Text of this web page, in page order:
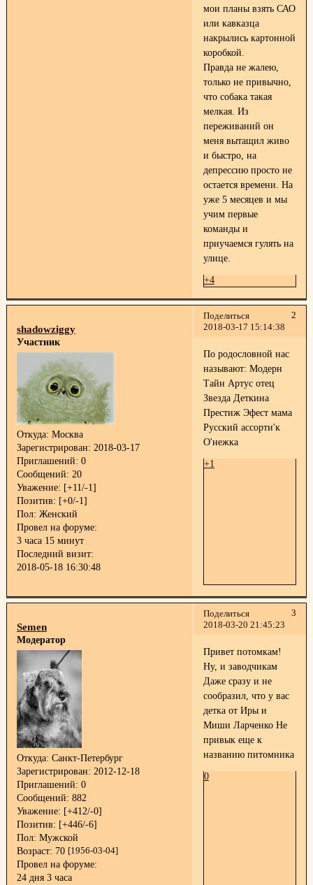
мои планы взять САО
или кавказца
накрылись картонной
коробкой.
Правда не жалею,
только не привычно,
что собака такая
мелкая. Из
переживаний он
меня вытащил живо
и быстро, на
депрессию просто не
остается времени. На
уже 5 месяцев и мы
учим первые
команды и
приучаемся гулять на
улице.
+4
Поделиться
2
2018-03-17 15:14:38
shadowziggy
Участник
Откуда: Москва
Зарегистрирован: 2018-03-17
Приглашений: 0
Сообщений: 20
Уважение: [+11/-1]
Позитив: [+0/-1]
Пол: Женский
Провел на форуме:
3 часа 15 минут
Последний визит:
2018-05-18 16:30:48
По родословной нас
называют: Модерн
Тайн Артус отец
Звезда Деткина
Престиж Эфест мама
Русский ассорти'к
О'нежка
+1
Поделиться
3
2018-03-20 21:45:23
Semen
Модератор
Откуда: Санкт-Петербург
Зарегистрирован: 2012-12-18
Приглашений: 0
Сообщений: 882
Уважение: [+412/-0]
Позитив: [+446/-6]
Пол: Мужской
Возраст: 70 [1956-03-04]
Провел на форуме:
24 дня 3 часа
Привет потомкам!
Ну, и заводчикам
Даже сразу и не
сообразил, что у вас
детка от Иры и
Миши Ларченко Не
привык еще к
названию питомника
0